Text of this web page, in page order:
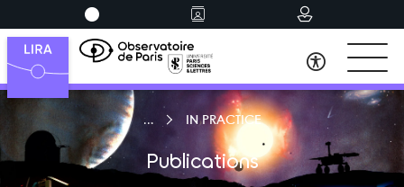
IN PRACTICE
Publications